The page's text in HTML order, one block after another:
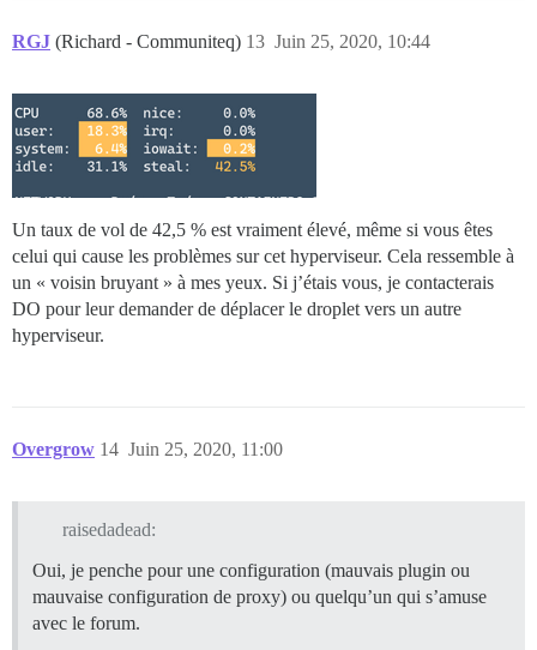
RGJ (Richard - Communiteq) Juin 25, 2020, 10:44
13
Un taux de vol de 42,5 % est vraiment élevé, même si vous êtes
celui qui cause les problèmes sur cet hyperviseur. Cela ressemble à
un « voisin bruyant » à mes yeux. Si j’étais vous, je contacterais
DO pour leur demander de déplacer le droplet vers un autre
hyperviseur.
Overgrow Juin 25, 2020, 11:00
14
raisedadead:
Oui, je penche pour une configuration (mauvais plugin ou
mauvaise configuration de proxy) ou quelqu’un qui s’amuse
avec le forum.